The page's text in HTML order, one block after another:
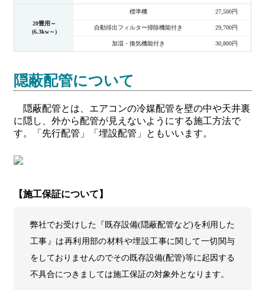
20畳用～
(6.3kw～)
標準機 27,500円
自動排出フィルター掃除機能付き 29,700円
加湿・換気機能付き 30,800円
隠蔽配管について
隠蔽配管とは、エアコンの冷媒配管を壁の中や天井裏
に隠し、外から配管が見えないようにする施工方法で
す。「先行配管」「埋設配管」ともいいます。
【施工保証について】
弊社でお受けした『既存設備(隠蔽配管など)を利用した
工事』は再利用部の材料や埋設工事に関して一切関与
をしておりませんのでその既存設備(配管)等に起因する
不具合につきましては施工保証の対象外となります。